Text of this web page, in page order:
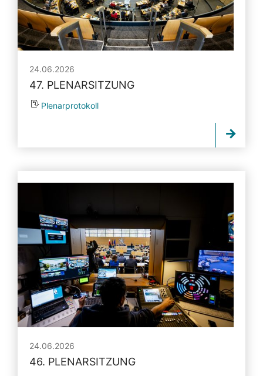
24.06.2026
47. PLENARSITZUNG
Plenarprotokoll
24.06.2026
46. PLENARSITZUNG